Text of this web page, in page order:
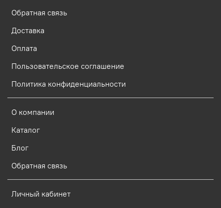
Обратная связь
Доставка
Оплата
Пользовательское соглашение
Политика конфиденциальности
О компании
Каталог
Блог
Обратная связь
Личный кабинет